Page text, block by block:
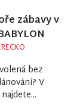
zábavy v
bez
V